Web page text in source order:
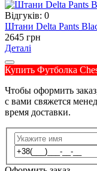
Відгуків: 0
Штани Delta Pants
2645 грн
Деталі
Купить Футболка
Чтобы оформить
с вами свяжется
время доставки.